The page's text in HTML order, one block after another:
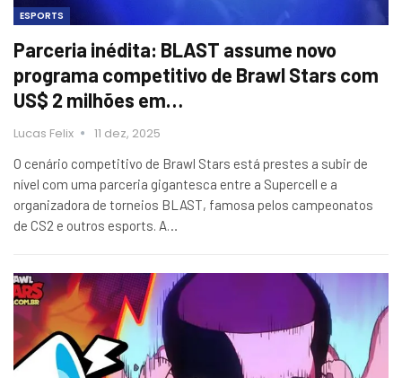
ESPORTS
Parceria inédita: BLAST assume novo
programa competitivo de Brawl Stars com
US$ 2 milhões em…
Lucas Felix 11 dez, 2025
O cenário competitivo de Brawl Stars está prestes a subir de
nível com uma parceria gigantesca entre a Supercell e a
organizadora de torneios BLAST, famosa pelos campeonatos
de CS2 e outros esports. A…